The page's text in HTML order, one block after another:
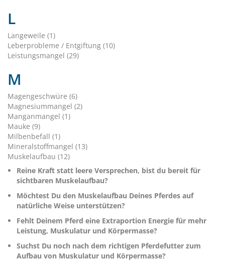
L
Langeweile (1)
Leberprobleme / Entgiftung (10)
Leistungsmangel (29)
M
Magengeschwüre (6)
Magnesiummangel (2)
Manganmangel (1)
Mauke (9)
Milbenbefall (1)
Mineralstoffmangel (13)
Muskelaufbau (12)
Reine Kraft statt leere Versprechen, bist du bereit für
sichtbaren Muskelaufbau?
Möchtest Du den Muskelaufbau Deines Pferdes auf
natürliche Weise unterstützen?
Fehlt Deinem Pferd eine Extraportion Energie für mehr
Leistung, Muskulatur und Körpermasse?
Suchst Du noch nach dem richtigen Pferdefutter zum
Aufbau von Muskulatur und Körpermasse?